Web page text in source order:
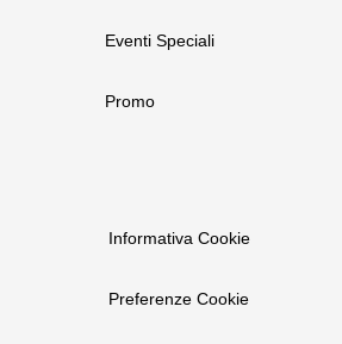
Eventi Speciali
Promo
Informativa Cookie
Preferenze Cookie